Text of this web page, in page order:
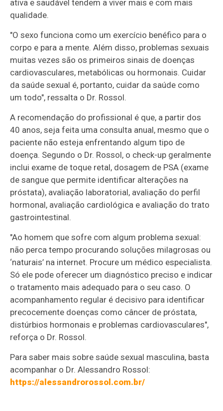
ativa e saudável tendem a viver mais e com mais
qualidade.
"O sexo funciona como um exercício benéfico para o
corpo e para a mente. Além disso, problemas sexuais
muitas vezes são os primeiros sinais de doenças
cardiovasculares, metabólicas ou hormonais. Cuidar
da saúde sexual é, portanto, cuidar da saúde como
um todo", ressalta o Dr. Rossol.
A recomendação do profissional é que, a partir dos
40 anos, seja feita uma consulta anual, mesmo que o
paciente não esteja enfrentando algum tipo de
doença. Segundo o Dr. Rossol, o check-up geralmente
inclui exame de toque retal, dosagem de PSA (exame
de sangue que permite identificar alterações na
próstata), avaliação laboratorial, avaliação do perfil
hormonal, avaliação cardiológica e avaliação do trato
gastrointestinal.
"Ao homem que sofre com algum problema sexual:
não perca tempo procurando soluções milagrosas ou
‘naturais’ na internet. Procure um médico especialista.
Só ele pode oferecer um diagnóstico preciso e indicar
o tratamento mais adequado para o seu caso. O
acompanhamento regular é decisivo para identificar
precocemente doenças como câncer de próstata,
distúrbios hormonais e problemas cardiovasculares",
reforça o Dr. Rossol.
Para saber mais sobre saúde sexual masculina, basta
acompanhar o Dr. Alessandro Rossol:
https://alessandrorossol.com.br/